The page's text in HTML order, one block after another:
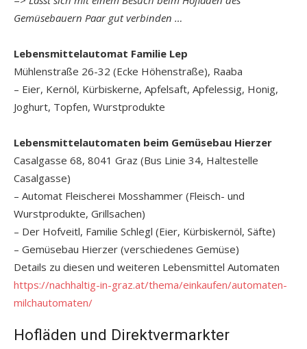
Gemüsebauern Paar gut verbinden …
Lebensmittelautomat Familie Lep
Mühlenstraße 26-32 (Ecke Höhenstraße), Raaba
– Eier, Kernöl, Kürbiskerne, Apfelsaft, Apfelessig, Honig,
Joghurt, Topfen, Wurstprodukte
Lebensmittelautomaten beim Gemüsebau Hierzer
Casalgasse 68, 8041 Graz (Bus Linie 34, Haltestelle
Casalgasse)
– Automat Fleischerei Mosshammer (Fleisch- und
Wurstprodukte, Grillsachen)
– Der Hofveitl, Familie Schlegl (Eier, Kürbiskernöl, Säfte)
– Gemüsebau Hierzer (verschiedenes Gemüse)
Details zu diesen und weiteren Lebensmittel Automaten
https://nachhaltig-in-graz.at/thema/einkaufen/automaten-
milchautomaten/
Hofläden und Direktvermarkter